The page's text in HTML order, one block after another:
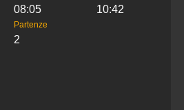
08:05 10:42
Partenze
2